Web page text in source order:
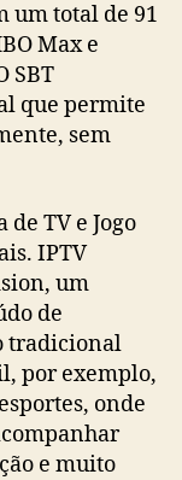
um total de 91
Max e
SBT
que permite
sem
TV e Jogo
IPTV
um
de
tradicional
por exemplo,
onde
e muito